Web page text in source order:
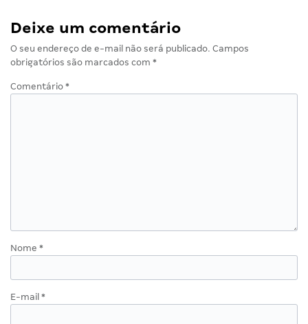
Deixe um comentário
O seu endereço de e-mail não será publicado. Campos
obrigatórios são marcados com *
Comentário *
Nome *
E-mail *